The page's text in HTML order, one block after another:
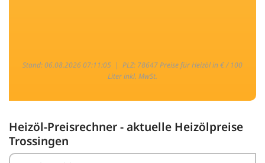
Stand: 06.08.2026 07:11:05 | PLZ: 78647 Preise für Heizöl in € / 100
Liter inkl. MwSt.
Heizöl-Preisrechner - aktuelle Heizölpreise
Trossingen